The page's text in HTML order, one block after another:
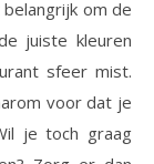
om de
juiste kleuren
sfeer mist.
voor dat je
je toch graag